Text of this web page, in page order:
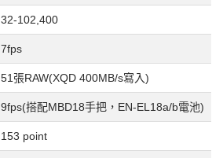
32-102,400
7fps
51張RAW(XQD 400MB/s寫入)
9fps(搭配MBD18手把，EN-EL18a/b電池)
153 point